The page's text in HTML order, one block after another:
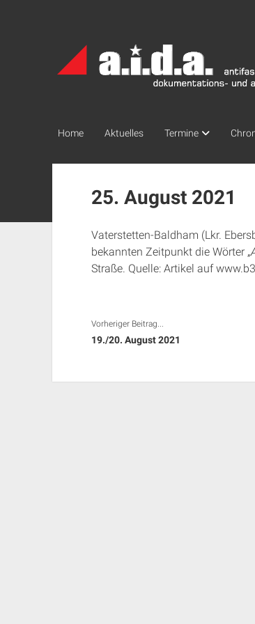
Archiv
München
Home Aktuelles Termine
25. August 2021
Vaterstetten-Baldham (Lkr.
bekannten Zeitpunkt die Wörter „
Straße. Quelle: Artikel auf
Vorheriger Beitrag...
19./20. August 2021